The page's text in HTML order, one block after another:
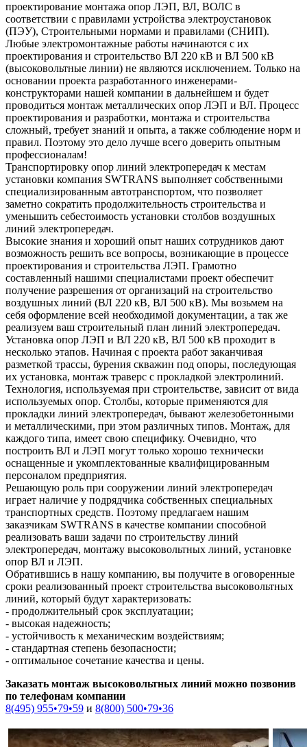
проектирование монтажа опор ЛЭП, ВЛ, ВОЛС в
соответствии с правилами устройства электроустановок
(ПЭУ), Строительными нормами и правилами (СНИП).
Любые электромонтажные работы начинаются с их
проектирования и строительство ВЛ 220 кВ и ВЛ 500 кВ
(высоковольтные линии) не являются исключением. Только на
основании проекта разработанного инженерами-
конструкторами нашей компании в дальнейшем и будет
проводиться монтаж металлических опор ЛЭП и ВЛ. Процесс
проектирования и разработки, монтажа и строительства
сложный, требует знаний и опыта, а также соблюдение норм и
правил. Поэтому это дело лучше всего доверить опытным
профессионалам!
Транспортировку опор линий электропередач к местам
установки компания SWTRANS выполняет собственными
специализированным автотранспортом, что позволяет
заметно сократить продолжительность строительства и
уменьшить себестоимость установки столбов воздушных
линий электропередач.
Высокие знания и хороший опыт наших сотрудников дают
возможность решить все вопросы, возникающие в процессе
проектирования и строительства ЛЭП. Грамотно
составленный нашими специалистами проект обеспечит
получение разрешения от организаций на строительство
воздушных линий (ВЛ 220 кВ, ВЛ 500 кВ). Мы возьмем на
себя оформление всей необходимой документации, а так же
реализуем ваш строительный план линий электропередач.
Установка опор ЛЭП и ВЛ 220 кВ, ВЛ 500 кВ проходит в
несколько этапов. Начиная с проекта работ заканчивая
разметкой трассы, бурения скважин под опоры, последующая
их установка, монтаж траверс с прокладкой электролиний.
Технология, используемая при строительстве, зависит от вида
используемых опор. Столбы, которые применяются для
прокладки линий электропередач, бывают железобетонными
и металлическими, при этом различных типов. Монтаж, для
каждого типа, имеет свою специфику. Очевидно, что
построить ВЛ и ЛЭП могут только хорошо технически
оснащенные и укомплектованные квалифицированным
персоналом предприятия.
Решающую роль при сооружении линий электропередач
играет наличие у подрядчика собственных специальных
транспортных средств. Поэтому предлагаем нашим
заказчикам SWTRANS в качестве компании способной
реализовать ваши задачи по строительству линий
электропередач, монтажу высоковольтных линий, установке
опор ВЛ и ЛЭП.
Обратившись в нашу компанию, вы получите в оговоренные
сроки реализованный проект строительства высоковольтных
линий, который будут характеризовать:
- продолжительный срок эксплуатации;
- высокая надежность;
- устойчивость к механическим воздействиям;
- стандартная степень безопасности;
- оптимальное сочетание качества и цены.
Заказать монтаж высоковольтных линий можно позвонив
по телефонам компании
8(495) 955•79•59 и 8(800) 500•79•36